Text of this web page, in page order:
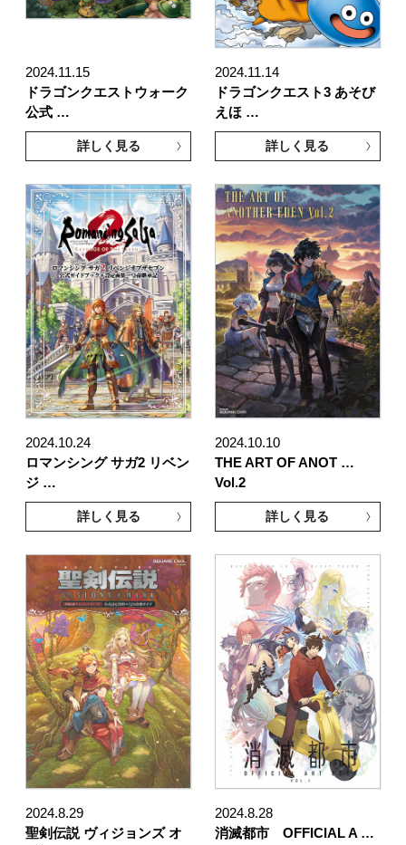
2024.11.15
ドラゴンクエストウォーク
公式 …
詳しく見る
2024.11.14
ドラゴンクエスト3 あそび
えほ …
詳しく見る
2024.10.24
ロマンシング サガ2 リベン
ジ …
詳しく見る
2024.10.10
THE ART OF ANOT …
Vol.2
詳しく見る
2024.8.29
聖剣伝説 ヴィジョンズ オ
2024.8.28
消滅都市 OFFICIAL A …